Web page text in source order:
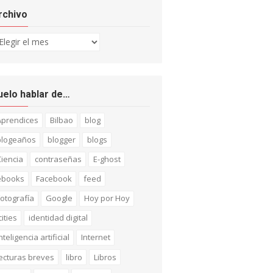
hablar de…
Bilbao
blog
blogger
blogs
contraseñas
E-ghost
Facebook
feed
Google
Hoy por Hoy
identidad digital
artificial
Internet
breves
libro
Libros